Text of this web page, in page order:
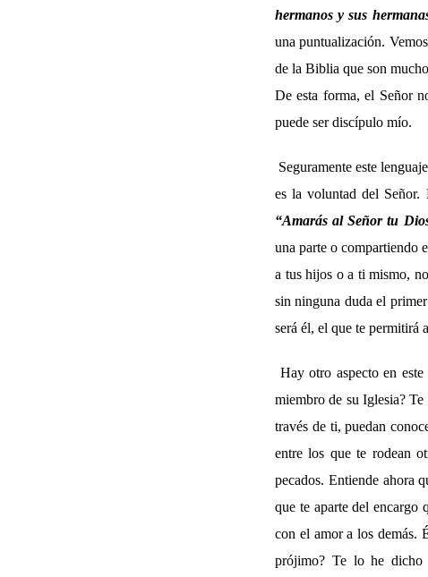
hermanos y sus
una puntualización.
de la Biblia que son
De esta forma, el Señor
puede ser discípulo mío.
Seguramente este
es la voluntad del Señor.
“Amarás al Señor tu
una parte o compartiendo
a tus hijos o a ti mismo,
sin ninguna duda el
será él, el que te permitirá
Hay otro aspecto en
miembro de su Iglesia?
través de ti, puedan
entre los que te rodean
pecados. Entiende ahora
que te aparte del encargo
con el amor a los demás.
prójimo? Te lo he dicho